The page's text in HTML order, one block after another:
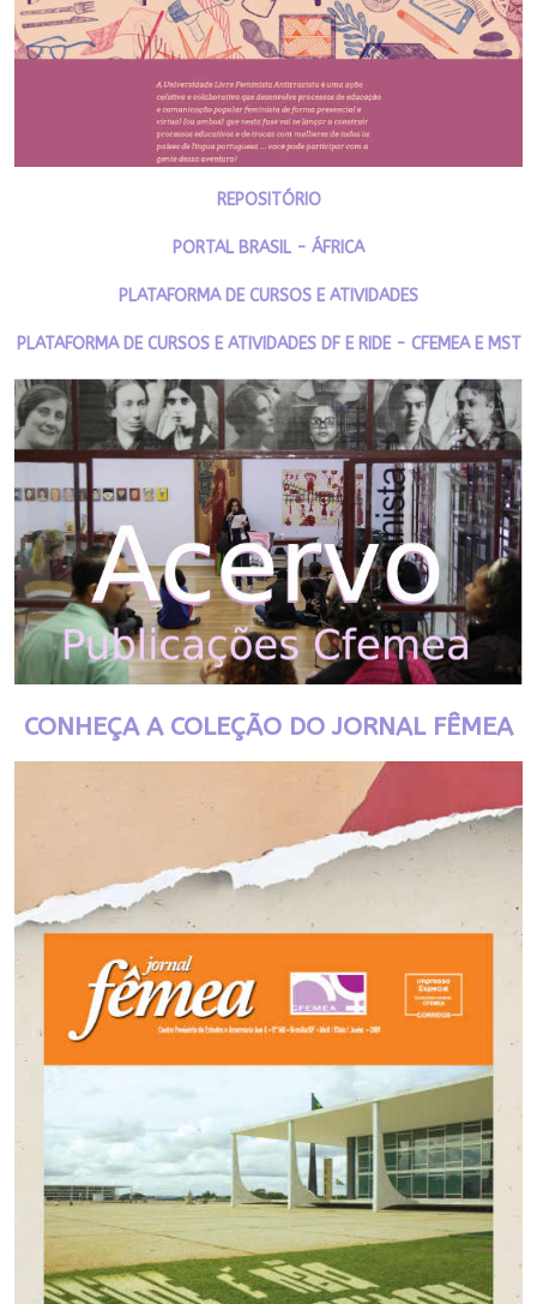
REPOSITÓRIO
PORTAL BRASIL - ÁFRICA
PLATAFORMA DE CURSOS E ATIVIDADES
PLATAFORMA DE CURSOS E ATIVIDADES DF E RIDE - CFEMEA E MST
CONHEÇA A COLEÇÃO DO JORNAL FÊMEA